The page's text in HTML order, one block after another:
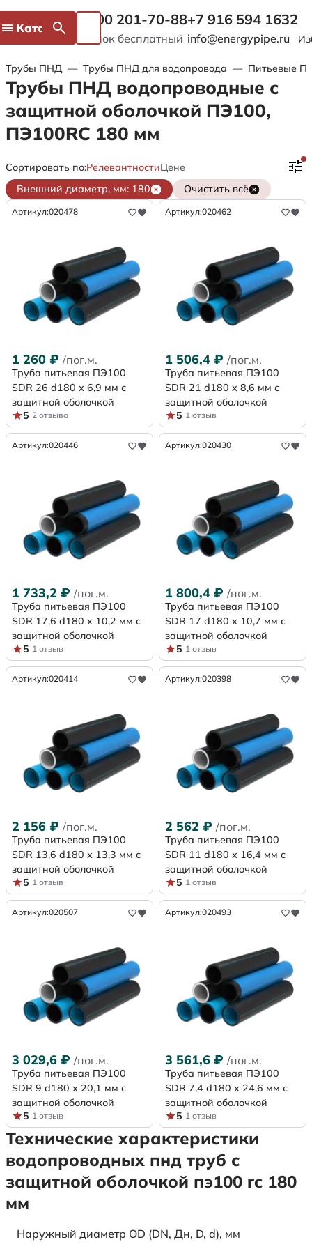
Каталог 8 800 201-70-88
Звонок бесплатный
+7 916 594 1632
info@energypipe.ru
Трубы ПНД — Трубы ПНД для водопровода — Питьевые
Трубы ПНД водопроводные с
защитной оболочкой ПЭ100,
ПЭ100RC 180 мм
Сортировать по:РелевантностиЦене
Внешний диаметр, мм: 180
Очистить всё
Артикул:020478
1 260 ₽ /пог.м.
Труба питьевая ПЭ100
SDR 26 d180 х 6,9 мм с
защитной оболочкой
5 2 отзыва
Артикул:020462
1 506,4 ₽ /пог.м.
Труба питьевая ПЭ100
SDR 21 d180 х 8,6 мм с
защитной оболочкой
5 1 отзыв
Артикул:020446
1 733,2 ₽ /пог.м.
Труба питьевая ПЭ100
SDR 17,6 d180 х 10,2 мм с
защитной оболочкой
5 1 отзыв
Артикул:020430
1 800,4 ₽ /пог.м.
Труба питьевая ПЭ100
SDR 17 d180 х 10,7 мм с
защитной оболочкой
5 1 отзыв
Артикул:020414
2 156 ₽ /пог.м.
Труба питьевая ПЭ100
SDR 13,6 d180 х 13,3 мм с
защитной оболочкой
5 1 отзыв
Артикул:020398
2 562 ₽ /пог.м.
Труба питьевая ПЭ100
SDR 11 d180 х 16,4 мм с
защитной оболочкой
5 1 отзыв
Артикул:020507
3 029,6 ₽ /пог.м.
Труба питьевая ПЭ100
SDR 9 d180 х 20,1 мм с
защитной оболочкой
5 1 отзыв
Артикул:020493
3 561,6 ₽ /пог.м.
Труба питьевая ПЭ100
SDR 7,4 d180 х 24,6 мм с
защитной оболочкой
5 1 отзыв
Технические характеристики
водопроводных пнд труб с
защитной оболочкой пэ100 rc 180
мм
Наружный диаметр OD (DN, Дн, D, d), мм